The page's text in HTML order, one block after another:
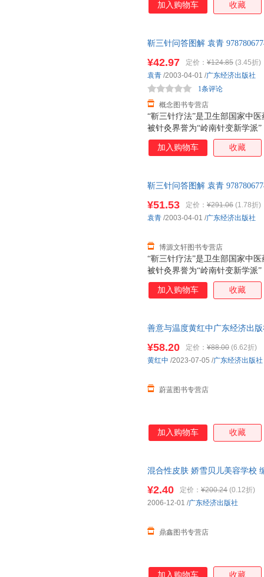
精神，在中华大地上闪耀真、
加入购物车 收藏
靳三针问答图解 袁青
“靳三针疗法”是卫生部国家中
被针灸界誉为“岭南针变新学派
床工作者所崇尚并运用于临床
践和临床教学中我发现，“靳
果能以“靳三针”的理、法、方
¥42.97 定价： ¥124.85 (3.45折)
概念图书专营店
1条评论
袁青 /2003-04-01 /广东经济出版社
加入购物车 收藏
靳三针问答图解 袁青
“靳三针疗法”是卫生部国家中
被针灸界誉为“岭南针变新学派
床工作者所崇尚并运用于临床
践和临床教学中我发现，“靳
果能以“靳三针”的理、法、方
¥51.53 定价： ¥291.06 (1.78折)
博源文轩图书专营店
袁青 /2003-04-01 /广东经济出版社
加入购物车 收藏
善意与温度黄红中广东经济出
¥58.20 定价： ¥88.00 (6.62折)
蔚蓝图书专营店
黄红中 /2023-07-05 /广东经济出版社
加入购物车 收藏
混合性皮肤 娇雪贝儿美容学校
¥2.40 定价： ¥200.24 (0.12折)
鼎鑫图书专营店
2006-12-01 /广东经济出版社
加入购物车 收藏